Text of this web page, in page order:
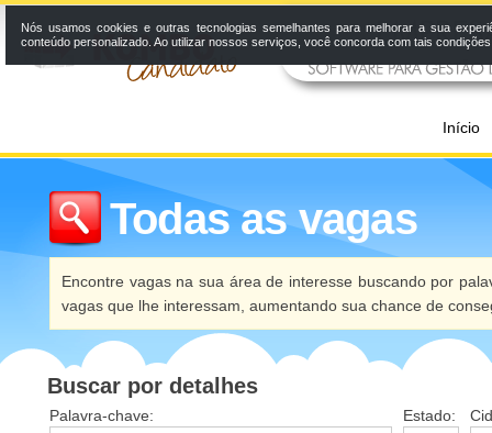
Início
Todas as vagas
Encontre vagas na sua área de interesse buscando por
vagas que lhe interessam, aumentando sua chance de
Buscar por detalhes
Palavra-chave: Estado:
Nós usamos cookies e outras tecnologias semelhantes para melhorar a sua
conteúdo personalizado. Ao utilizar nossos serviços, você concorda com tais